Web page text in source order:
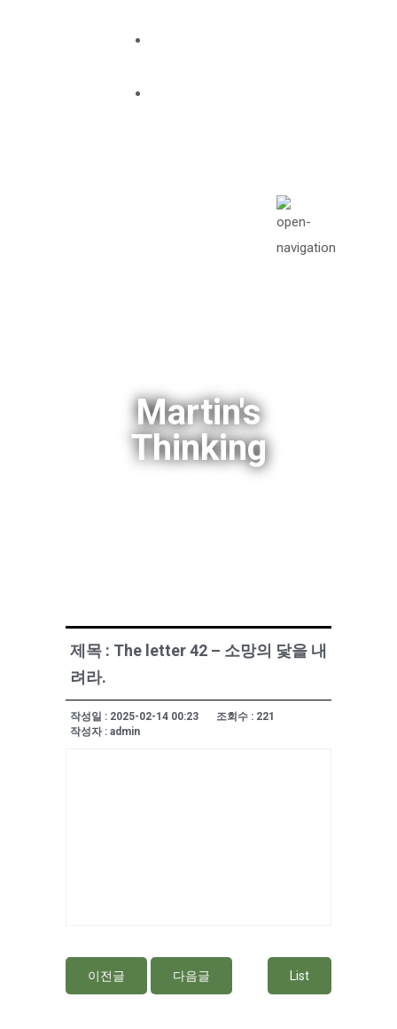
Martin's
Thinking
제목 : The letter 42 – 소망의 닻을 내
려라.
작성일 : 2025-02-14 00:23
조회수 : 221
작성자 : admin
이전글 다음글 List